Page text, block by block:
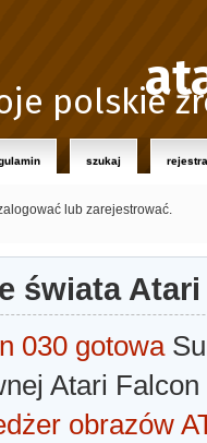
polskie
szukaj
lub zarejestrować.
świata Atari
030 gotowa
Atari
obrazów